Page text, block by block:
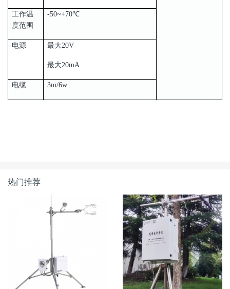
工作温
度范围
-50~+70℃
电源 最大20V
最大20mA
电缆 3m/6w
热门推荐